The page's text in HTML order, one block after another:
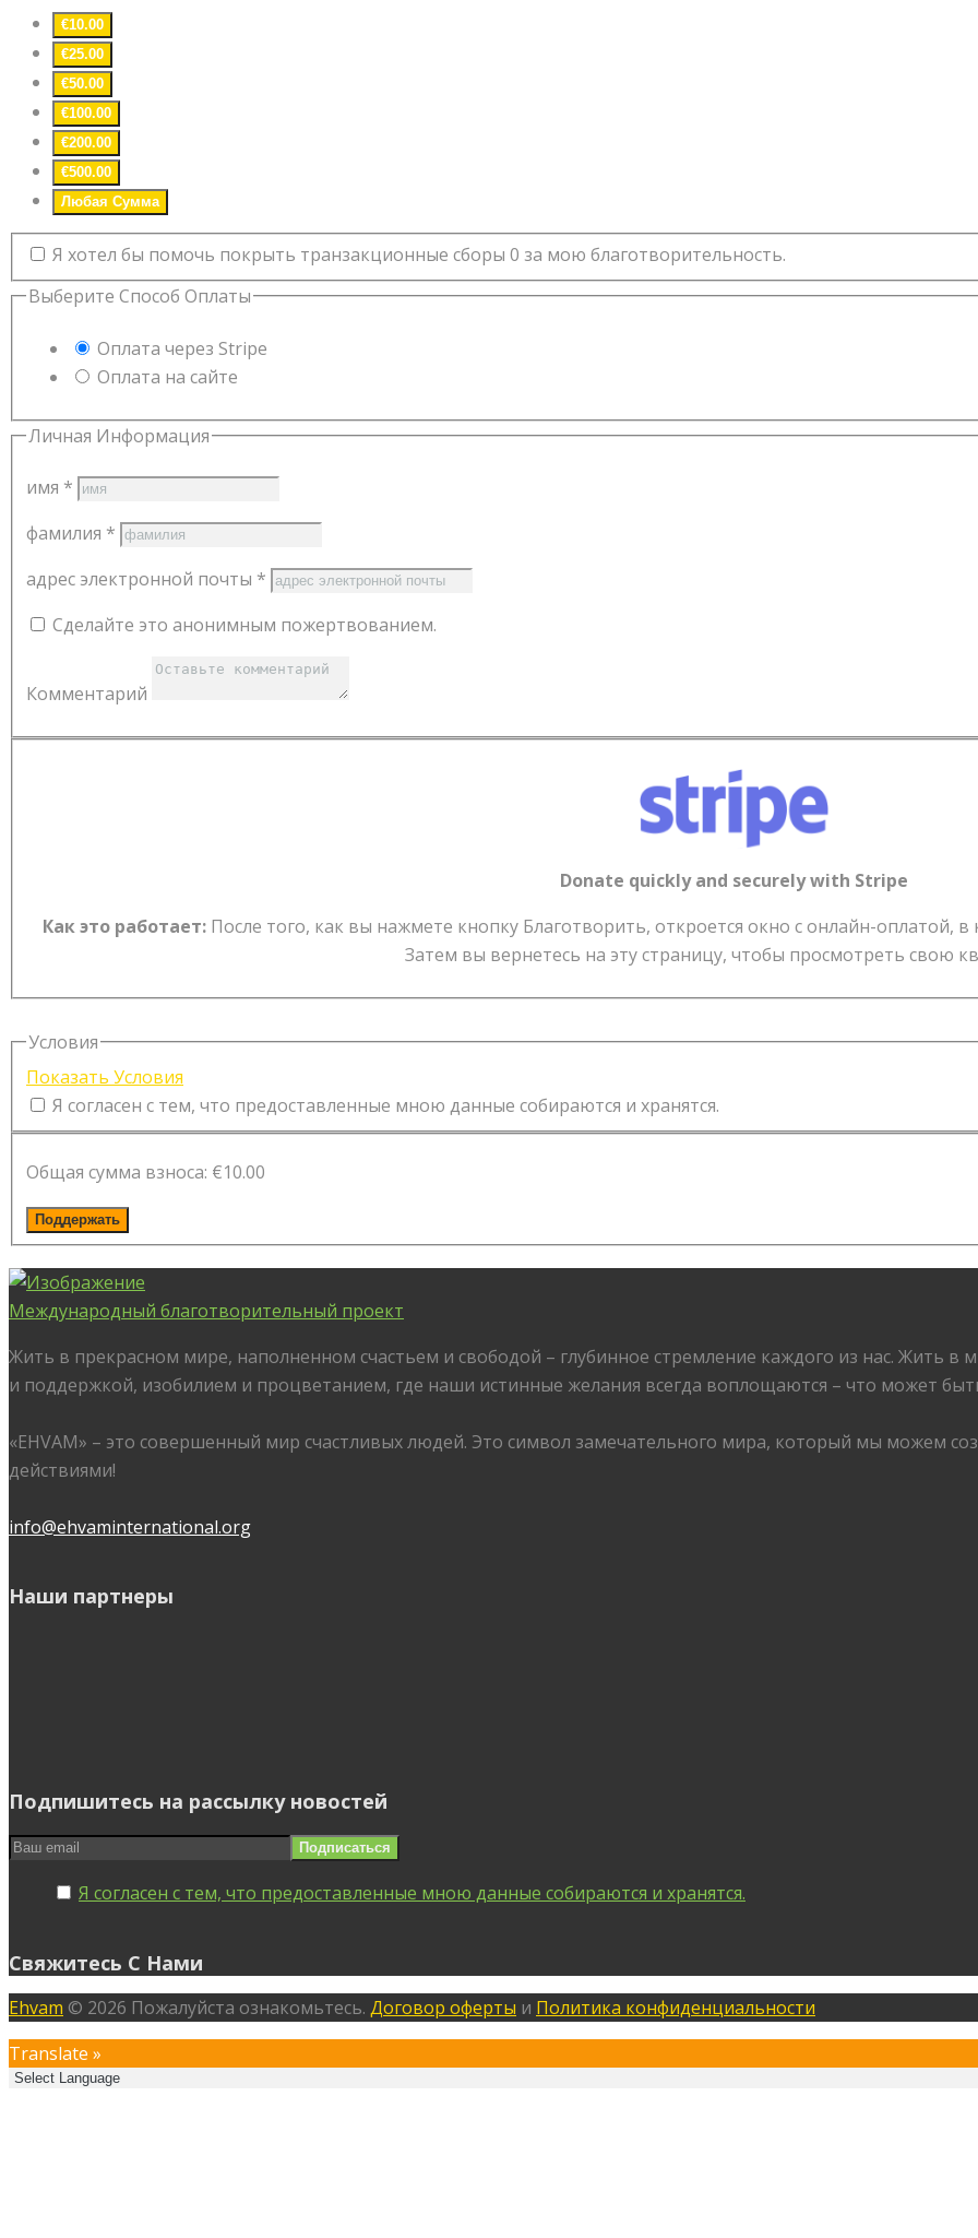
€10.00
€25.00
€50.00
€100.00
€200.00
€500.00
Любая Сумма
Я хотел бы помочь покрыть транзакционные сборы 0 за мою благотворительность.
Выберите Способ Оплаты
Оплата через Stripe
Оплата на сайте
Личная Информация
имя *
фамилия *
адрес электронной почты *
Сделайте это анонимным пожертвованием.
Комментарий
Donate quickly and securely with Stripe
Как это работает:После того, как вы нажмете кнопку Благотворить, откроется окно с онлайн-оплатой,
Затем вы вернетесь на эту страницу, чтобы просмотреть свою
Условия
Показать Условия
Я согласен с тем, что предоставленные мною данные собираются и хранятся.
Общая сумма взноса: €10.00
Международный благотворительный проект
Жить в прекрасном мире, наполненном счастьем и свободой – глубинное стремление каждого из нас. Жить
и поддержкой, изобилием и процветанием, где наши истинные желания всегда воплощаются – что может
«EHVAM» – это совершенный мир счастливых людей. Это символ замечательного мира, который мы можем
действиями!
info@ehvaminternational.org
Наши партнеры
Подпишитесь на рассылку новостей
Я согласен с тем, что предоставленные мною данные собираются и хранятся.
Свяжитесь С Нами
Ehvam © 2026 Пожалуйста ознакомьтесь. Договор оферты и Политика конфиденциальности
Translate »